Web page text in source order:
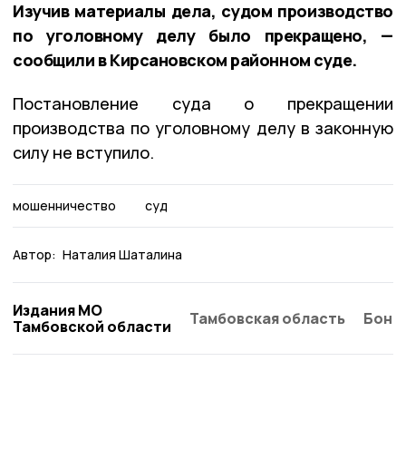
Изучив материалы дела, судом производство
по уголовному делу было прекращено, —
сообщили в Кирсановском районном суде.
Постановление суда о прекращении
производства по уголовному делу в законную
силу не вступило.
мошенничество суд
Автор: Наталия Шаталина
Издания МО
Тамбовской области
Тамбовская область